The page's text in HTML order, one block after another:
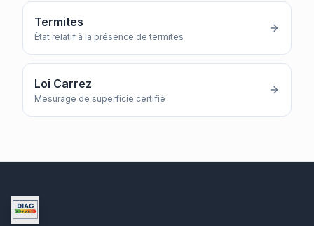
Termites
État relatif à la présence de termites
Loi Carrez
Mesurage de superficie certifié